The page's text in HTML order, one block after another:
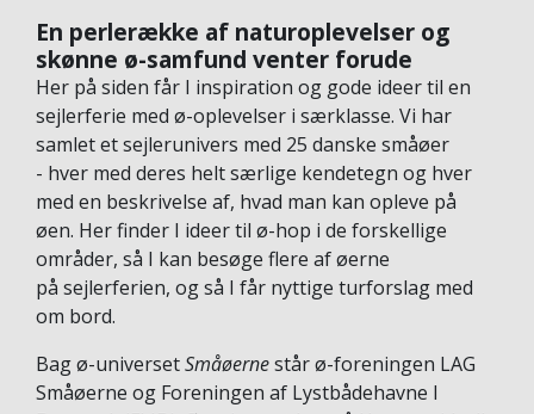
En perlerække af naturoplevelser og
skønne ø-samfund venter forude
Her på siden får I inspiration og gode ideer til en
sejlerferie med ø-oplevelser i særklasse. Vi har
samlet et sejlerunivers med 25 danske småøer
- hver med deres helt særlige kendetegn og hver
med en beskrivelse af, hvad man kan opleve på
øen. Her finder I ideer til ø-hop i de forskellige
områder, så I kan besøge flere af øerne
på sejlerferien, og så I får nyttige turforslag med
om bord.
Bag ø-universetSmåøernestår ø-foreningen LAG
Småøerne og Foreningen af Lystbådehavne I